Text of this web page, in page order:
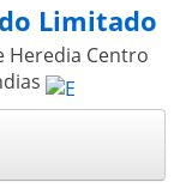
Limitado
Heredia Centro